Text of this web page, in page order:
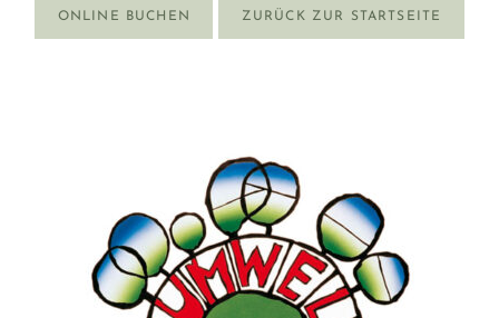
ONLINE BUCHEN ZURÜCK ZUR STARTSEITE